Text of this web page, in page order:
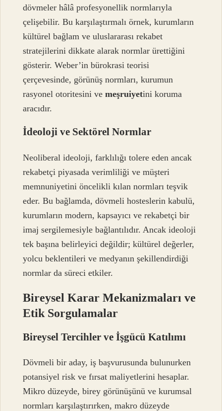
dövmeler hâlâ profesyonellik normlarıyla
çelişebilir. Bu karşılaştırmalı örnek, kurumların
kültürel bağlam ve uluslararası rekabet
stratejilerini dikkate alarak normlar ürettiğini
gösterir. Weber’in bürokrasi teorisi
çerçevesinde, görünüş normları, kurumun
rasyonel otoritesini vemeşruiyetini koruma
aracıdır.
İdeoloji ve Sektörel Normlar
Neoliberal ideoloji, farklılığı tolere eden ancak
rekabetçi piyasada verimliliği ve müşteri
memnuniyetini öncelikli kılan normları teşvik
eder. Bu bağlamda, dövmeli hosteslerin kabulü,
kurumların modern, kapsayıcı ve rekabetçi bir
imaj sergilemesiyle bağlantılıdır. Ancak ideoloji
tek başına belirleyici değildir; kültürel değerler,
yolcu beklentileri ve medyanın şekillendirdiği
normlar da süreci etkiler.
Bireysel Karar Mekanizmaları ve
Etik Sorgulamalar
Bireysel Tercihler ve İşgücü Katılımı
Dövmeli bir aday, iş başvurusunda bulunurken
potansiyel risk ve fırsat maliyetlerini hesaplar.
Mikro düzeyde, birey görünüşünü ve kurumsal
normları karşılaştırırken, makro düzeyde